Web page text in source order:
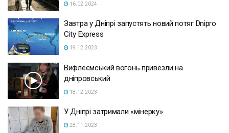
16.02.2024
Завтра у Дніпрі запустять новий потяг Dnipro
City Express
19.12.2023
Вифлеємський вогонь привезли на
дніпровський
18.12.2023
У Дніпрі затримали «мінерку»
28.11.2023